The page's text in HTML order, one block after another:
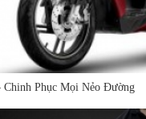
Phục Mọi Nẻo Đường